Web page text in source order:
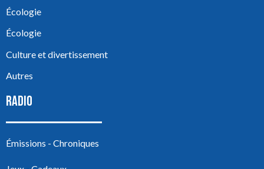
Écologie
Écologie
Culture et divertissement
Autres
RADIO
Émissions - Chroniques